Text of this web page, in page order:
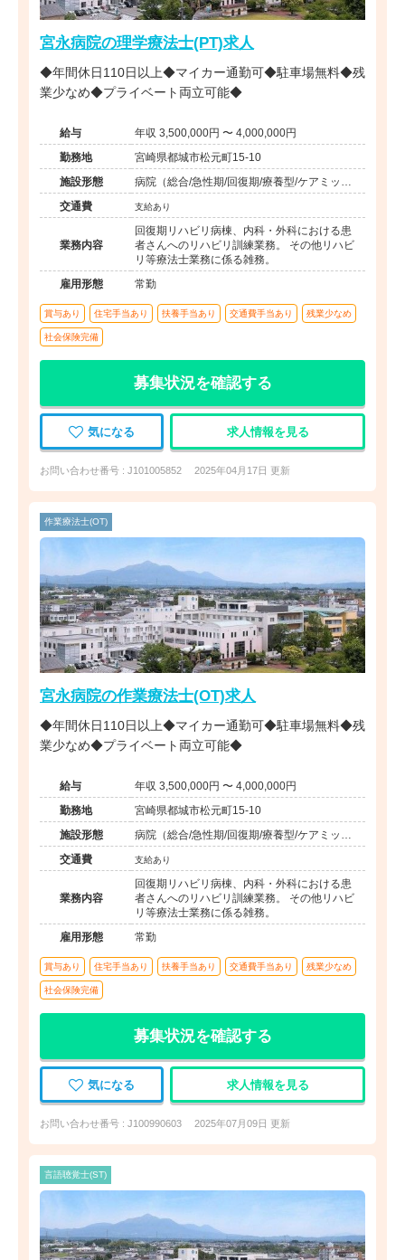
宮永病院の理学療法士(PT)求人
◆年間休日110日以上◆マイカー通勤可◆駐車場無料◆残
業少なめ◆プライベート両立可能◆
給与
年収 3,500,000円 〜 4,000,000円
勤務地
宮崎県都城市松元町15-10
施設形態
病院（総合/急性期/回復期/療養型/ケアミック
ス/外来）、その他（その他）
交通費 支給あり
業務内容
回復期リハビリ病棟、内科・外科における患
者さんへのリハビリ訓練業務。 その他リハビ
リ等療法士業務に係る雑務。
雇用形態
常勤
賞与あり 住宅手当あり 扶養手当あり 交通費手当あり 残業少なめ
社会保険完備
募集状況を確認する
気になる 求人情報を見る
お問い合わせ番号 : J101005852 2025年04月17日 更新
作業療法士(OT)
宮永病院の作業療法士(OT)求人
◆年間休日110日以上◆マイカー通勤可◆駐車場無料◆残
業少なめ◆プライベート両立可能◆
給与
年収 3,500,000円 〜 4,000,000円
勤務地
宮崎県都城市松元町15-10
施設形態
病院（総合/急性期/回復期/療養型/ケアミック
ス/外来）、その他（その他）
交通費 支給あり
業務内容
回復期リハビリ病棟、内科・外科における患
者さんへのリハビリ訓練業務。 その他リハビ
リ等療法士業務に係る雑務。
雇用形態
常勤
賞与あり 住宅手当あり 扶養手当あり 交通費手当あり 残業少なめ
社会保険完備
募集状況を確認する
気になる 求人情報を見る
お問い合わせ番号 : J100990603 2025年07月09日 更新
言語聴覚士(ST)